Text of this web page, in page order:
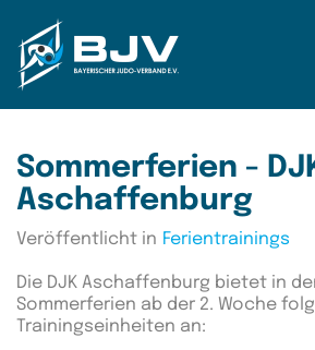
Zum Hauptinhalt springen
Sommerferien -
Aschaffenburg
Veröffentlicht in Ferientrainings
Die DJK Aschaffenburg bietet in
Sommerferien ab der 2. Woche
Trainingseinheiten an: